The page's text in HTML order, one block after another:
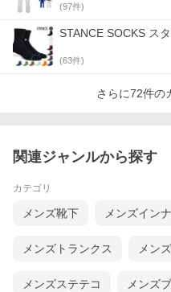
(97件)
STANCE SOCKS ス
(63件)
さらに72件の
関連ジャンルから探す
カテゴリ
メンズ靴下 メンズイン
メンズトランクス メン
メンズステテコ メンズ